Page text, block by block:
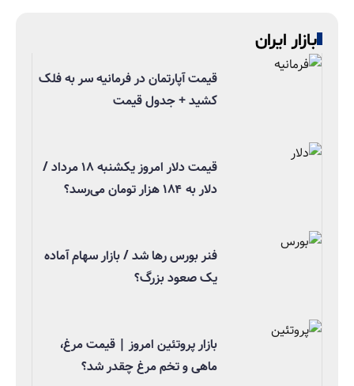
بازار ایران
قیمت آپارتمان در فرمانیه سر به فلک
کشید + جدول قیمت
قیمت دلار امروز یکشنبه ۱۸ مرداد /
دلار به ۱۸۴ هزار تومان می‌رسد؟
فنر بورس رها شد / بازار سهام آماده
یک صعود بزرگ؟
بازار پروتئین امروز | قیمت مرغ،
ماهی و تخم مرغ چقدر شد؟